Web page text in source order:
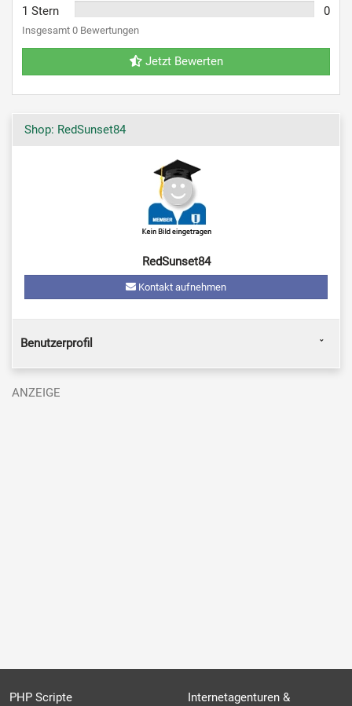
1 Stern
0
Insgesamt 0 Bewertungen
Jetzt Bewerten
Shop: RedSunset84
RedSunset84
Kontakt aufnehmen
Benutzerprofil
PHP Scripte
Internetagenturen &